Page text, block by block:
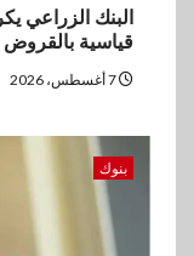
البنك الزراعي
قياسية بالقروض
بنوك